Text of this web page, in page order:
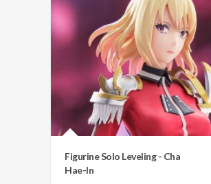
Figurine Solo Leveling - Cha
Hae-In